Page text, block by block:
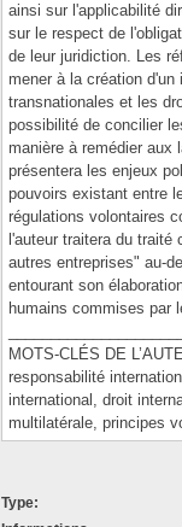
ainsi sur l'applicabilité
sur le respect de
de leur juridiction. Les
mener à la création
transnationales et les
possibilité de concilier
manière à remédier aux
présentera les enjeux
pouvoirs existant entre
régulations volontaires
l'auteur traitera du
autres entreprises" au-
entourant son
humains commises par
MOTS-CLÉS DE
responsabilité
international, droit
multilatérale, principes
Type: